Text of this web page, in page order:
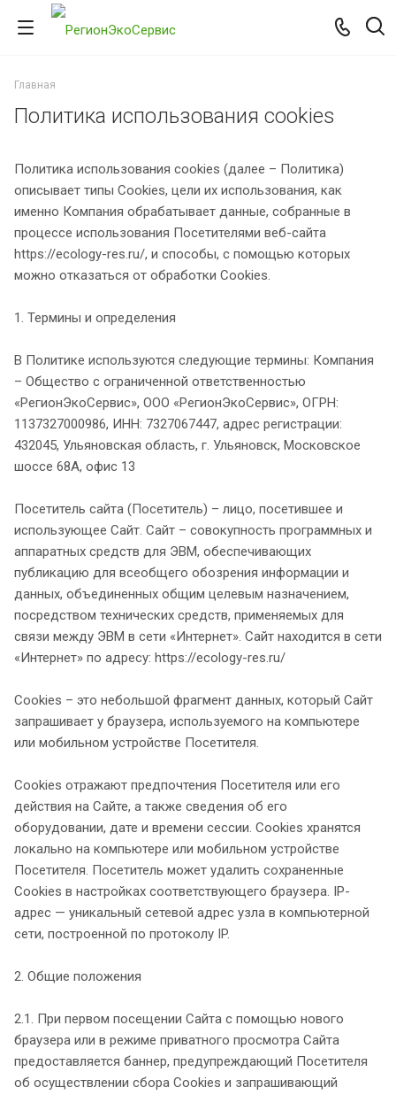
Главная
Политика использования cookies
Политика использования cookies (далее – Политика)
описывает типы Cookies, цели их использования, как
именно Компания обрабатывает данные, собранные в
процессе использования Посетителями веб-сайта
https://ecology-res.ru/, и способы, с помощью которых
можно отказаться от обработки Cookies.
1. Термины и определения
В Политике используются следующие термины: Компания
– Общество с ограниченной ответственностью
«РегионЭкоСервис», ООО «РегионЭкоСервис», ОГРН:
1137327000986, ИНН: 7327067447, адрес регистрации:
432045, Ульяновская область, г. Ульяновск, Московское
шоссе 68А, офис 13
Посетитель сайта (Посетитель) – лицо, посетившее и
использующее Сайт. Сайт – совокупность программных и
аппаратных средств для ЭВМ, обеспечивающих
публикацию для всеобщего обозрения информации и
данных, объединенных общим целевым назначением,
посредством технических средств, применяемых для
связи между ЭВМ в сети «Интернет». Сайт находится в сети
«Интернет» по адресу: https://ecology-res.ru/
Cookies – это небольшой фрагмент данных, который Сайт
запрашивает у браузера, используемого на компьютере
или мобильном устройстве Посетителя.
Cookies отражают предпочтения Посетителя или его
действия на Сайте, а также сведения об его
оборудовании, дате и времени сессии. Сookies хранятся
локально на компьютере или мобильном устройстве
Посетителя. Посетитель может удалить сохраненные
Сookies в настройках соответствующего браузера. IP-
адрес — уникальный сетевой адрес узла в компьютерной
сети, построенной по протоколу IP.
2. Общие положения
2.1. При первом посещении Сайта с помощью нового
браузера или в режиме приватного просмотра Сайта
предоставляется баннер, предупреждающий Посетителя
об осуществлении сбора Сookies и запрашивающий